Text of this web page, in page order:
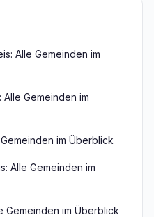
Alle Gemeinden im
Gemeinden im
im Überblick
Alle Gemeinden im
Gemeinden im Überblick